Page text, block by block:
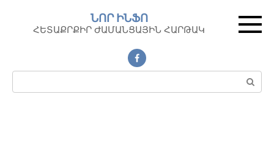
контенту
ՆՈՐ ԻՆՖՈ
ՀԵՏԱՔՐՔԻՐ ԺԱՄԱՆՑԱՅԻՆ ՀԱՐԹԱԿ
Поиск: